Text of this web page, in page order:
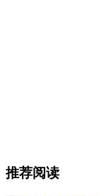
推荐阅读